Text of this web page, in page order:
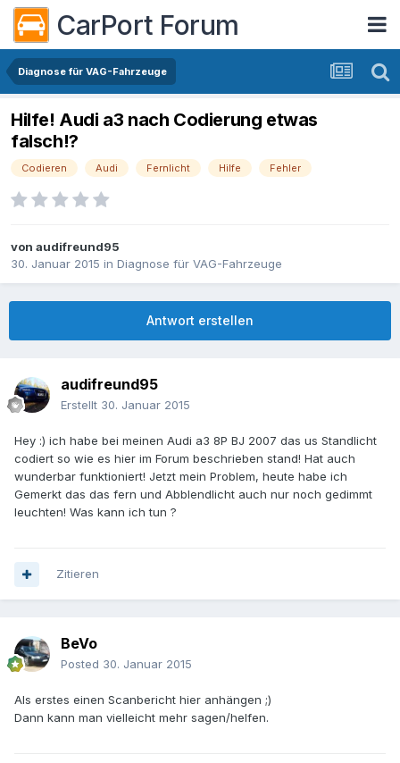
CarPort Forum
Diagnose für VAG-Fahrzeuge
Hilfe! Audi a3 nach Codierung etwas
falsch!?
Codieren Audi Fernlicht Hilfe Fehler
von audifreund95
30. Januar 2015 in Diagnose für VAG-Fahrzeuge
Antwort erstellen
audifreund95
Erstellt 30. Januar 2015
Hey :) ich habe bei meinen Audi a3 8P BJ 2007 das us Standlicht
codiert so wie es hier im Forum beschrieben stand! Hat auch
wunderbar funktioniert! Jetzt mein Problem, heute habe ich
Gemerkt das das fern und Abblendlicht auch nur noch gedimmt
leuchten! Was kann ich tun ?
Zitieren
BeVo
Posted 30. Januar 2015
Als erstes einen Scanbericht hier anhängen ;)
Dann kann man vielleicht mehr sagen/helfen.